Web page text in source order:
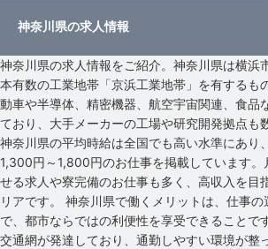
神奈川県の求人情報
神奈川県の求人情報をご紹介。神奈川県は横浜
本有数の工業地帯「京浜工業地帯」を有するも
動車や半導体、精密機器、航空宇宙関連、食品
ており、大手メーカーの工場や研究開発拠点も
神奈川県の平均時給は全国でも高い水準にあり
1,300円～1,800円のお仕事を掲載しています
せる求人や寮完備のお仕事も多く、高収入を目
リアです。 神奈川県で働くメリットは、仕事
で、都市ならではの利便性を享受できることで
交通網が発達しており、通勤しやすい環境が整